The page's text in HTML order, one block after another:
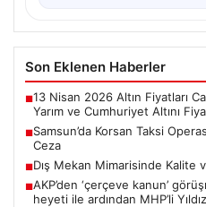
Son Eklenen Haberler
■13 Nisan 2026 Altın Fiyatları
Yarım ve Cumhuriyet Altını
■Samsun’da Korsan Taksi
Ceza
■Dış Mekan Mimarisinde Kalite
■AKP’den ‘çerçeve kanun’
heyeti ile ardından MHP’li